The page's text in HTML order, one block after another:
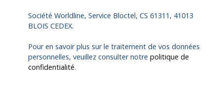
Société Worldline, Service Bloctel, CS 61311, 41013
BLOIS CEDEX.
Pour en savoir plus sur le traitement de vos données
personnelles, veuillez consulter notre politique de
confidentialité.